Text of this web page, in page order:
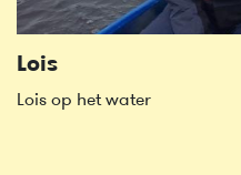
Lois
Lois op het water